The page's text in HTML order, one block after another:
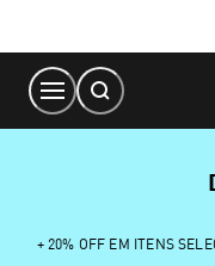
Content
+ 20% OFF EM ITENS